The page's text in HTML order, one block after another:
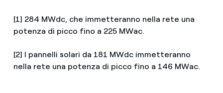
[1] 284 MWdc, che immetteranno nella rete una
potenza di picco fino a 225 MWac.
[2] I pannelli solari da 181 MWdc immetteranno
nella rete una potenza di picco fino a 146 MWac.